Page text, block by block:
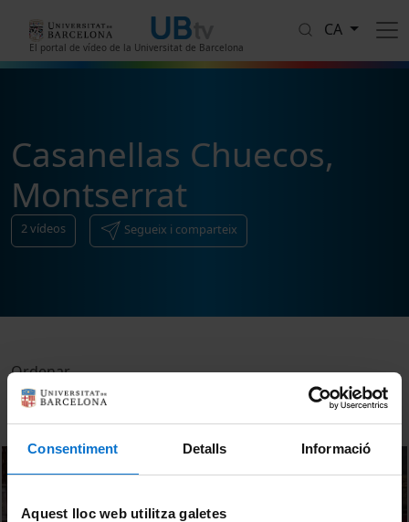
Consentiment Detalls Informació
Aquest lloc web utilitza galetes
El portal de vídeo de la Universitat de Barcelona
CA
Casanellas Chuecos,
Montserrat
2vídeos Segueix i comparteix
Ordenar